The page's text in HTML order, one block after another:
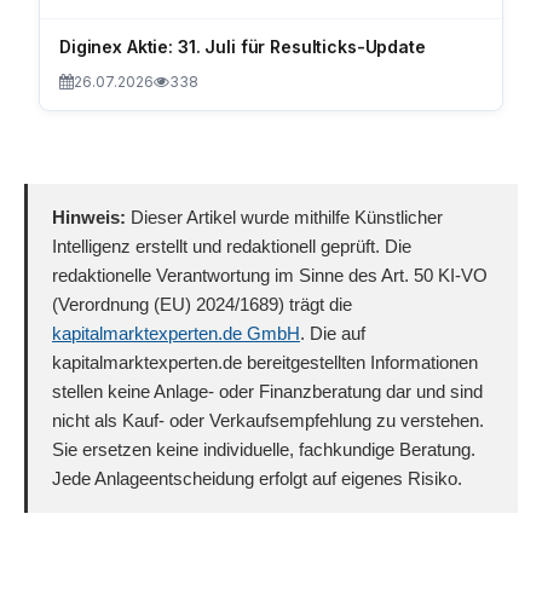
Diginex Aktie: 31. Juli für Resulticks-Update
26.07.2026 338
Hinweis: Dieser Artikel wurde mithilfe Künstlicher
Intelligenz erstellt und redaktionell geprüft. Die
redaktionelle Verantwortung im Sinne des Art. 50 KI-VO
(Verordnung (EU) 2024/1689) trägt die
kapitalmarktexperten.de GmbH. Die auf
kapitalmarktexperten.de bereitgestellten Informationen
stellen keine Anlage- oder Finanzberatung dar und sind
nicht als Kauf- oder Verkaufsempfehlung zu verstehen.
Sie ersetzen keine individuelle, fachkundige Beratung.
Jede Anlageentscheidung erfolgt auf eigenes Risiko.